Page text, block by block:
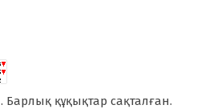
. Барлық құқықтар сақталған.